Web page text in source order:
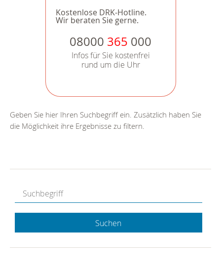
Kostenlose DRK-Hotline.
Wir beraten Sie gerne.
08000 365 000
Infos für Sie kostenfrei
rund um die Uhr
Geben Sie hier Ihren Suchbegriff ein. Zusätzlich haben Sie
die Möglichkeit ihre Ergebnisse zu filtern.
Suchen